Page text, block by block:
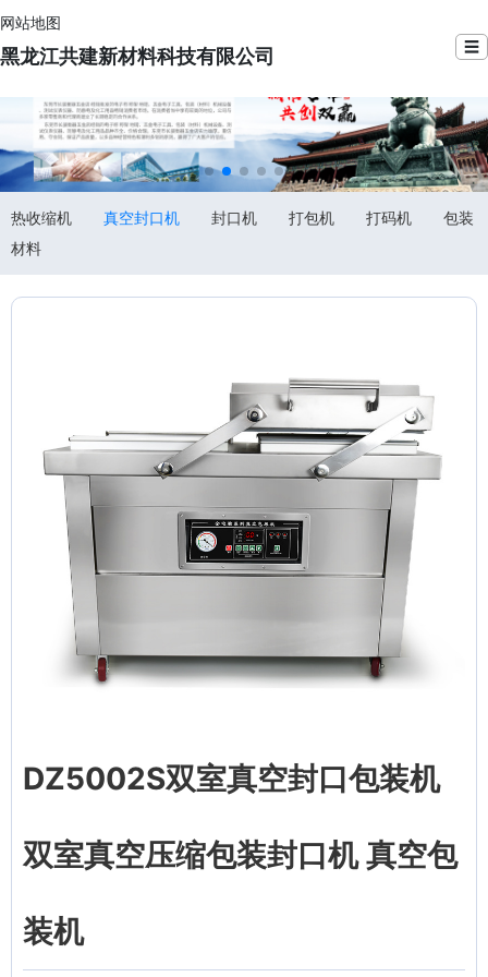
网站地图
黑龙江共建新材料科技有限公司 ☰
热收缩机 真空封口机 封口机 打包机 打码机
包装
材料
DZ5002S双室真空封口包装机
双室真空压缩包装封口机 真空包
装机